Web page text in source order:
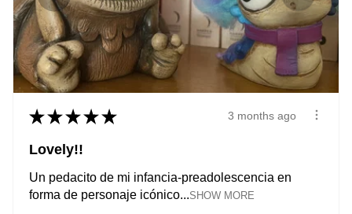
★ ★ ★ ★ ★ 3 months ago
Lovely!!
Un pedacito de mi infancia-preadolescencia en
forma de personaje icónico...SHOW MORE